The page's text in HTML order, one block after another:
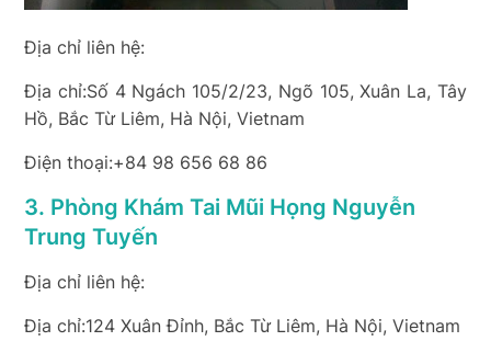
Địa chỉ liên hệ:
Địa chỉ:Số 4 Ngách 105/2/23, Ngõ 105, Xuân La, Tây
Hồ, Bắc Từ Liêm, Hà Nội, Vietnam
Điện thoại:+84 98 656 68 86
3. Phòng Khám Tai Mũi Họng Nguyễn
Trung Tuyến
Địa chỉ liên hệ:
Địa chỉ:124 Xuân Đỉnh, Bắc Từ Liêm, Hà Nội, Vietnam